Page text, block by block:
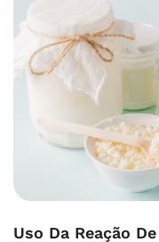
Uso Da Reação